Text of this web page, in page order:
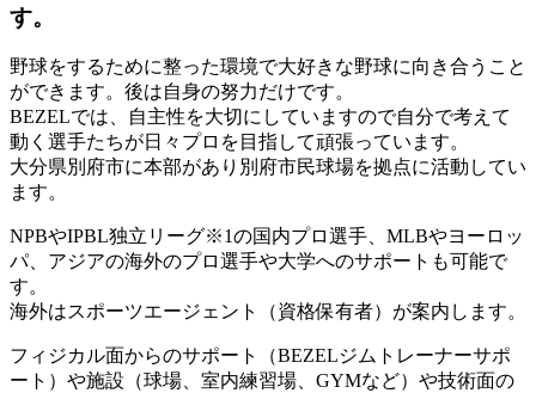
す。
野球をするために整った環境で大好きな野球に向き合うこと
ができます。後は自身の努力だけです。
BEZELでは、自主性を大切にしていますので自分で考えて
動く選手たちが日々プロを目指して頑張っています。
大分県別府市に本部があり別府市民球場を拠点に活動してい
ます。
NPBやIPBL独立リーグ※1の国内プロ選手、MLBやヨーロッ
パ、アジアの海外のプロ選手や大学へのサポートも可能で
す。
海外はスポーツエージェント（資格保有者）が案内します。
フィジカル面からのサポート（BEZELジムトレーナーサポ
ート）や施設（球場、室内練習場、GYMなど）や技術面の